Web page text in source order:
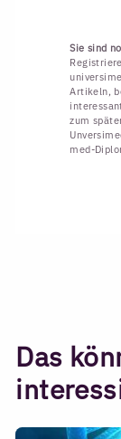
Sie sind
Artikeln,
zum
med-
Das